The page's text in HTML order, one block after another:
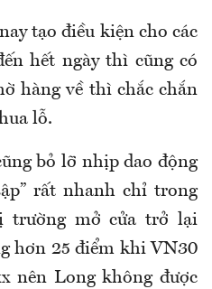
tạo điều kiện cho các
hết ngày thì cũng có
hàng về thì chắc chắn
lỗ.
bỏ lỡ nhịp dao động
rất nhanh chỉ trong
trường mở cửa trở lại
hơn 25 điểm khi VN30
nên Long không được